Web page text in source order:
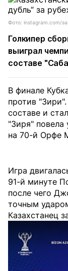
Фото: instagram.com/
Голкипер
выиграл
составе
В финале
против
составе и
"Зиря" повела
на 70-й Орфе
Игра
91-й минуте
после чего
точным
Казахстанец